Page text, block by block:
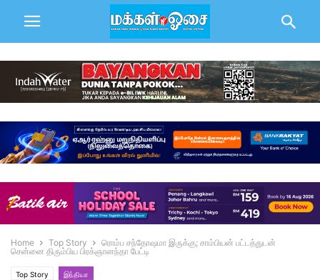
Home Top Story
ரொம்ப சந்தோஷமா இருக்கு; சாம்பியன் பட்டத்துடன்
சென்னை திரும்பிய பிரக்ஞானந்தா பேட்டி
Top Story இந்தியா